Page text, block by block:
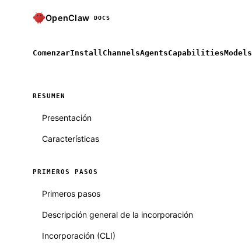
OpenClaw DOCS
ComenzarInstall ChannelsAgentsCapabilitiesModels
RESUMEN
Presentación
Características
PRIMEROS PASOS
Primeros pasos
Descripción general de la incorporación
Incorporación (CLI)